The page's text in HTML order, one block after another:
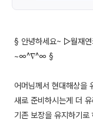
§ 안녕하세요~ ▷월재
~∞^∇^∞ §
어머님께서 현대해상을
새로 준비하시는게 더 유
기존 보장을 유지하기로